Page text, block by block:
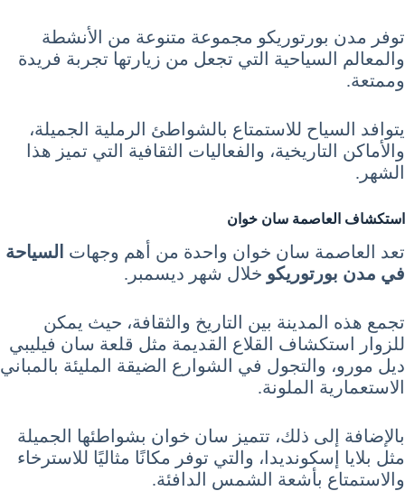
توفر مدن بورتوريكو مجموعة متنوعة من الأنشطة
والمعالم السياحية التي تجعل من زيارتها تجربة فريدة
وممتعة.
يتوافد السياح للاستمتاع بالشواطئ الرملية الجميلة،
والأماكن التاريخية، والفعاليات الثقافية التي تميز هذا
الشهر.
استكشاف العاصمة سان خوان
تعد العاصمة سان خوان واحدة من أهم وجهات السياحة
في مدن بورتوريكو خلال شهر ديسمبر.
تجمع هذه المدينة بين التاريخ والثقافة، حيث يمكن
للزوار استكشاف القلاع القديمة مثل قلعة سان فيليبي
ديل مورو، والتجول في الشوارع الضيقة المليئة بالمباني
الاستعمارية الملونة.
بالإضافة إلى ذلك، تتميز سان خوان بشواطئها الجميلة
مثل بلايا إسكونديدا، والتي توفر مكانًا مثاليًا للاسترخاء
والاستمتاع بأشعة الشمس الدافئة.